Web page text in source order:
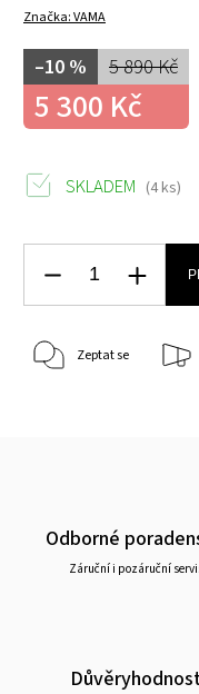
Značka:VAMA
5 890 Kč
–10 %
5 300 Kč
SKLADEM (4 ks)
Zeptat se
Odborné
Záruční i pozáruční